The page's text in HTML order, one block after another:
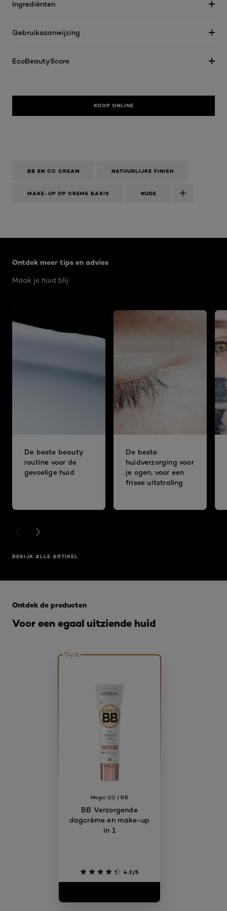
Ingrediënten
Gebruiksaanwijzing
EcoBeautyScore
KOOP ONLINE
BB EN CC CREAM NATUURLIJKE FINISH
MAKE-UP OP CREME BASIS NUDE
Ontdek meer tips en advies
Maak je huid blij
De beste beauty
routine voor de
gevoelige huid
De beste
huidverzorging voor
je ogen, voor een
frisse uitstraling
PREVIOUS CARD
NEXT CARD
BEKIJK ALLE ARTIKEL
Voor een egaal uitziende huid
Ontdek de producten
Try It
Magic CC / BB
BB Verzorgende
dagcrème en make-up
in 1
4.2/5